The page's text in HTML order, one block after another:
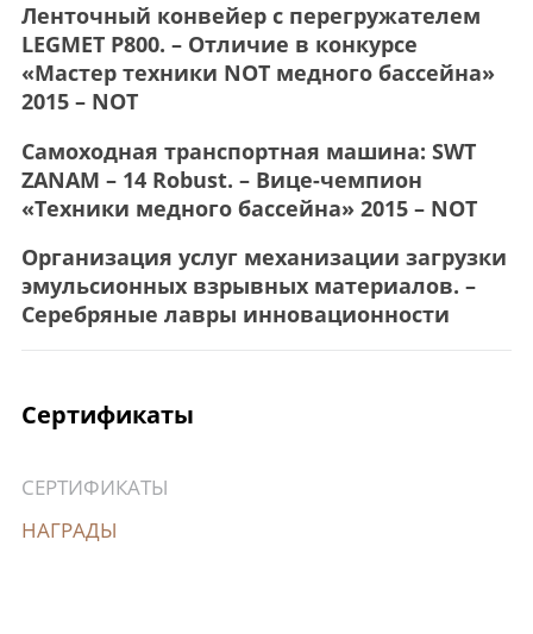
Сертификаты
СЕРТИФИКАТЫ
НАГРАДЫ
Ленточный конвейер с перегружателем
LEGMET P800. – Отличие в конкурсе
«Мастер техники NOT медного бассейна»
2015 – NOT
Самоходная транспортная машина: SWT
ZANAM – 14 Robust. – Вице-чемпион
«Техники медного бассейна» 2015 – NOT
Организация услуг механизации загрузки
эмульсионных взрывных материалов. –
Серебряные лавры инновационности